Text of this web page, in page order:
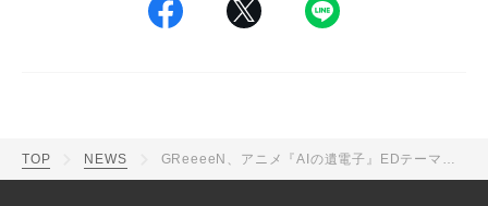
TOP NEWS GReeeeN、アニメ『AIの遺電子』EDテーマ「勿忘草」配信リリース決定！「勿忘草」が聴けるアニメのノンクレジット映像も公開